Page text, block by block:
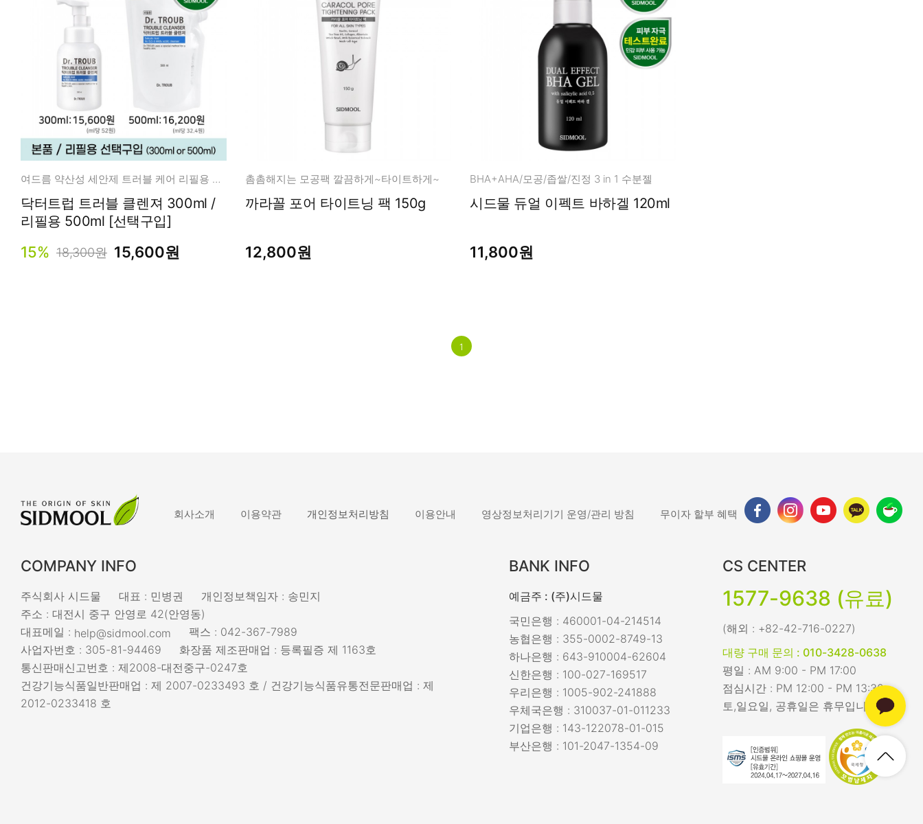
여드름 약산성 세안제 트러블 케어 리필용 구매 가능!
닥터트럽 트러블 클렌져 300ml /
리필용 500ml [선택구입]
15% 18,300원 15,600원
촘촘해지는 모공팩 깔끔하게~타이트하게~
까라꼴 포어 타이트닝 팩 150g
12,800원
BHA+AHA/모공/좁쌀/진정 3 in 1 수분젤
시드물 듀얼 이펙트 바하겔 120ml
11,800원
1
회사소개 이용약관 개인정보처리방침 이용안내 영상정보처리기기 운영/관리 방침 무이자 할부 혜택
COMPANY INFO
주식회사 시드물 대표 : 민병권
개인정보책임자 : 송민지
주소 : 대전시 중구 안영로 42(안영동)
대표메일 : help@sidmool.com
팩스 : 042-367-7989
사업자번호 : 305-81-94469
화장품 제조판매업 : 등록필증 제 1163호
통신판매신고번호 : 제2008-대전중구-0247호
건강기능식품일반판매업 : 제 2007-0233493 호 / 건강기능식품유통전문판매업 : 제
2012-0233418 호
BANK INFO
예금주 : (주)시드물
국민은행 : 460001-04-214514
농협은행 : 355-0002-8749-13
하나은행 : 643-910004-62604
신한은행 : 100-027-169517
우리은행 : 1005-902-241888
우체국은행 : 310037-01-011233
기업은행 : 143-122078-01-015
부산은행 : 101-2047-1354-09
CS CENTER
1577-9638 (유료)
(해외 : +82-42-716-0227)
대량 구매 문의 : 010-3428-0638
평일 : AM 9:00 - PM 17:00
점심시간 : PM 12:00 - PM 13:30
토,일요일, 공휴일은 휴무입니다.